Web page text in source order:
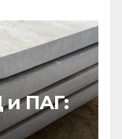
и ПАГ: